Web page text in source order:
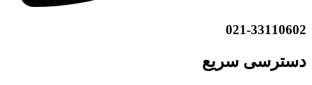
021-33110602
دسترسی سریع